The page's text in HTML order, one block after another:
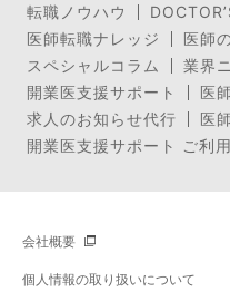
転職ノウハウ
医師転職ナレッジ
医師
スペシャルコラム
業界
開業医支援サポート
医
求人のお知らせ代行
医
開業医支援サポート ご利
会社概要
個人情報の取り扱いについて